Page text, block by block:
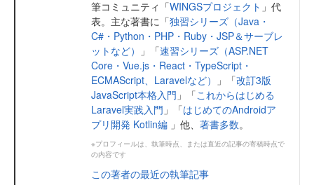
筆コミュニティ「WINGSプロジェクト 」代
表。主な著書に「独習シリーズ（Java・
C#・Python・PHP・Ruby・JSP＆サーブレ
ットなど）
」「速習シリーズ（ASP.NET
Core・Vue.js・React・TypeScript・
ECMAScript、Laravelなど）
」「改訂3版
JavaScript本格入門 」「これからはじめる
Laravel実践入門 」「はじめてのAndroidア
プリ開発 Kotlin編 」他、 著書多数。
※プロフィールは、執筆時点、または直近の記事の寄稿時点で
の内容です
この著者の最近の執筆記事